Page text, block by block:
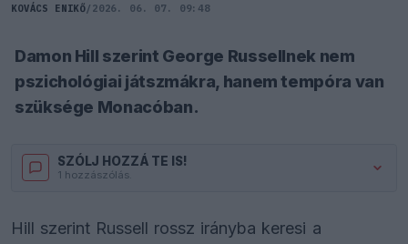
KOVÁCS ENIKŐ/ 2026. 06. 07. 09:48
Damon Hill szerint George Russellnek nem
pszichológiai játszmákra, hanem tempóra van
szüksége Monacóban.
SZÓLJ HOZZÁ TE IS!
1 hozzászólás.
Hill szerint Russell rossz irányba keresi a